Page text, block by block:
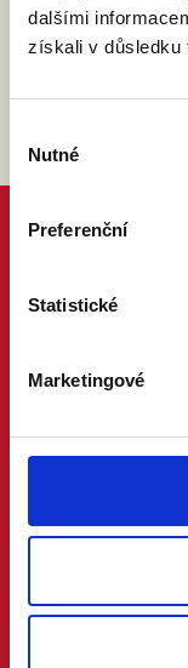
dalšími
získali v důsledku
souhlasu
Nutné
Preferenční
Statistické
Marketingové